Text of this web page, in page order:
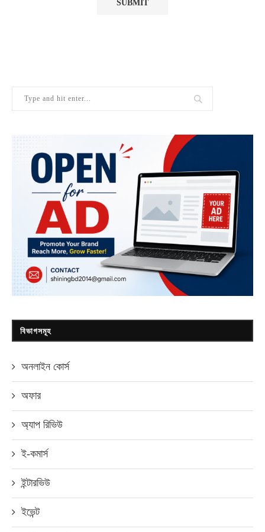
বিভাগসমূহ
অনলাইন কোর্স
অফার
অ্যাপ রিভিউ
ই-কমার্স
ইন্টারভিউ
ইভেন্ট